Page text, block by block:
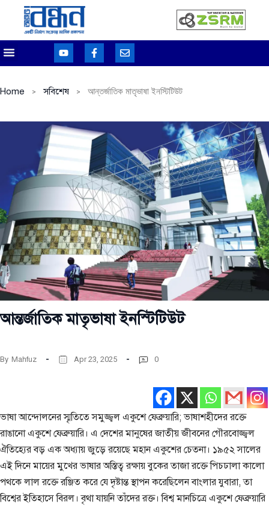
Home সবিশেষ আন্তর্জাতিক মাতৃভাষা ইনস্টিটিউট
আন্তর্জাতিক মাতৃভাষা ইনস্টিটিউট
By Mahfuz Apr 23, 2025 0
ভাষা আন্দোলনের স্মৃতিতে সমুজ্জ্বল একুশে ফেব্রুয়ারি; ভাষাশহীদের রক্তে
রাঙানো একুশে ফেব্রুয়ারি। এ দেশের মানুষের জাতীয় জীবনের গৌরবোজ্জ্বল
ঐতিহ্যের বড় এক অধ্যায় জুড়ে রয়েছে মহান একুশের চেতনা। ১৯৫২ সালের
এই দিনে মায়ের মুখের ভাষার অস্তিত্ব রক্ষায় বুকের তাজা রক্তে পিচঢালা কালো
পথকে লাল রক্তে রঞ্জিত করে যে দৃষ্টান্ত স্থাপন করেছিলেন বাংলার যুবারা, তা
বিশ্বের ইতিহাসে বিরল। বৃথা যায়নি তাঁদের রক্ত। বিশ্ব মানচিত্রে একুশে ফেব্রুয়ারি